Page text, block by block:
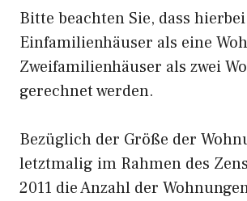
Bitte beachten Sie, dass
Einfamilienhäuser als eine
Zweifamilienhäuser als zwei
gerechnet werden.
Bezüglich der Größe der
letztmalig im Rahmen des
2011 die Anzahl der